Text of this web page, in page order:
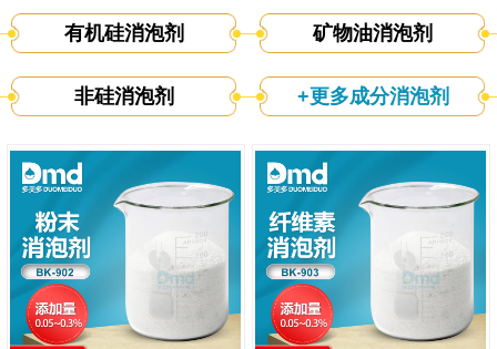
有机硅消泡剂 矿物油消泡剂
非硅消泡剂 +更多成分消泡剂